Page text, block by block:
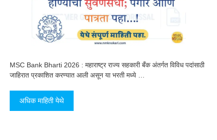
MSC Bank Bharti 2026 : महाराष्ट्र राज्य सहकारी बँक अंतर्गत विविध पदांसाठी
जाहिरात प्रकाशित करण्यात आली असून या भरती मध्ये …
अधिक माहिती येथे